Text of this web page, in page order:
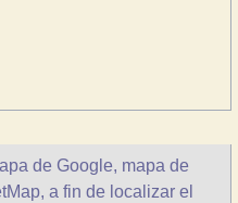
de Google, mapa de
a fin de localizar el